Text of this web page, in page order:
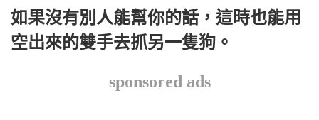
如果沒有別人能幫你的話，這時也能用
空出來的雙手去抓另一隻狗。
sponsored ads